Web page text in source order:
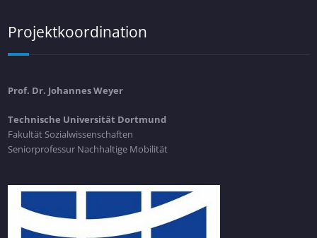
Projektkoordination
Prof. Dr. Johannes Weyer
Technische Universität Dortmund
Fakultät Sozialwissenschaften
Seniorprofessur Nachhaltige Mobilität